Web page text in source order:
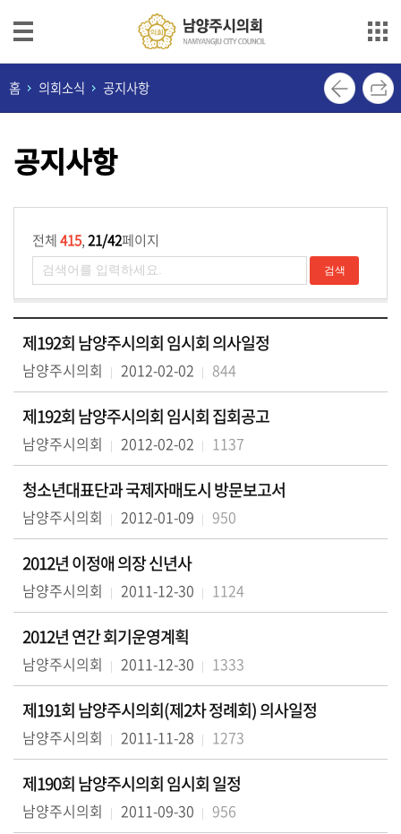
본문으로 바로가기
메인메뉴 바로가기
의
회
내
소
개
의
정
활
동
의
회
소
회
의
록
인
터
넷
방
송
의
회
자
료
실
홈 의회소식 공지사항
공지사항
전체415,21/42페이지
제192회 남양주시의회 임시회 의사일정
남양주시의회 2012-02-02 844
제192회 남양주시의회 임시회 집회공고
남양주시의회 2012-02-02 1137
청소년대표단과 국제자매도시 방문보고서
남양주시의회 2012-01-09 950
2012년 이정애 의장 신년사
남양주시의회 2011-12-30 1124
2012년 연간 회기운영계획
남양주시의회 2011-12-30 1333
제191회 남양주시의회(제2차 정례회) 의사일정
남양주시의회 2011-11-28 1273
제190회 남양주시의회 임시회 일정
남양주시의회 2011-09-30 956